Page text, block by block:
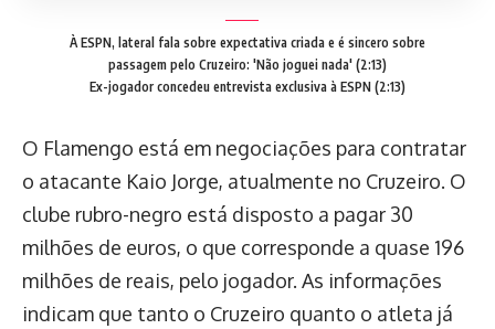
À ESPN, lateral fala sobre expectativa criada e é sincero sobre
passagem pelo Cruzeiro: 'Não joguei nada' (2:13)
Ex-jogador concedeu entrevista exclusiva à ESPN (2:13)
O Flamengo está em negociações para contratar
o atacante Kaio Jorge, atualmente no Cruzeiro. O
clube rubro-negro está disposto a pagar 30
milhões de euros, o que corresponde a quase 196
milhões de reais, pelo jogador. As informações
indicam que tanto o Cruzeiro quanto o atleta já